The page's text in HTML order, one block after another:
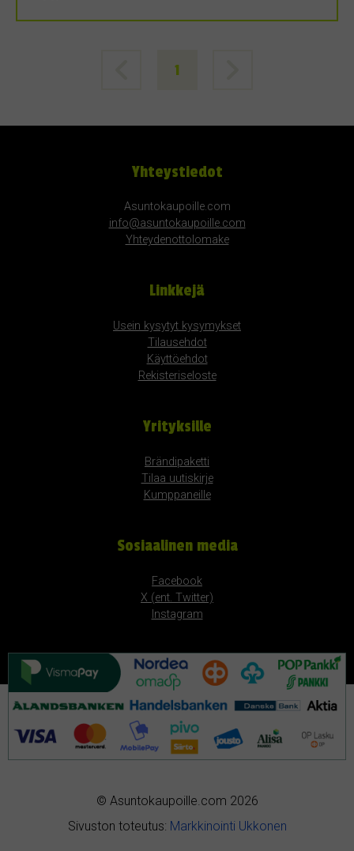
1
Yhteystiedot
Asuntokaupoille.com
info@asuntokaupoille.com
Yhteydenottolomake
Linkkejä
Usein kysytyt kysymykset
Tilausehdot
Käyttöehdot
Rekisteriseloste
Yrityksille
Brändipaketti
Tilaa uutiskirje
Kumppaneille
Sosiaalinen media
Facebook
X (ent. Twitter)
Instagram
© Asuntokaupoille.com 2026
Sivuston toteutus: Markkinointi Ukkonen